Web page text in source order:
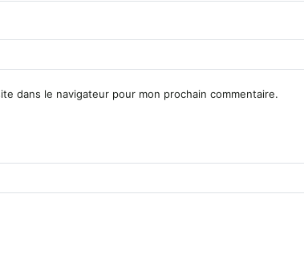
dans le navigateur pour mon prochain commentaire.